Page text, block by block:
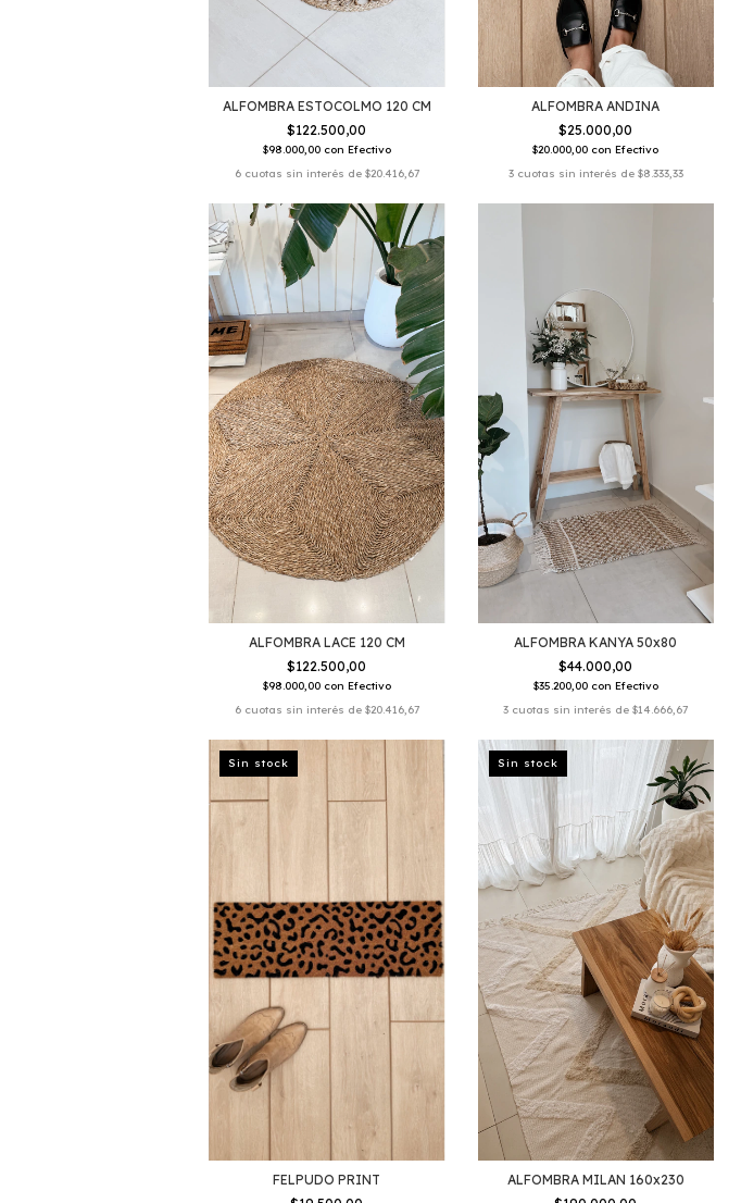
ALFOMBRA ESTOCOLMO 120 CM
$122.500,00
$98.000,00 con Efectivo
6 cuotas sin interés de $20.416,67
ALFOMBRA ANDINA
$25.000,00
$20.000,00 con Efectivo
3 cuotas sin interés de $8.333,33
ALFOMBRA LACE 120 CM
$122.500,00
$98.000,00 con Efectivo
6 cuotas sin interés de $20.416,67
ALFOMBRA KANYA 50x80
$44.000,00
$35.200,00 con Efectivo
3 cuotas sin interés de$14.666,67
Sin stock
FELPUDO PRINT
Sin stock
ALFOMBRA MILAN 160x230